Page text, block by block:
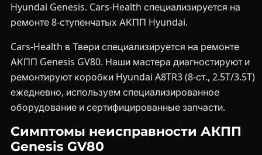
Hyundai Genesis. Cars-Health специализируется на
ремонте 8-ступенчатых АКПП Hyundai.
Cars-Health в Твери специализируется на ремонте
АКПП Genesis GV80. Наши мастера диагностируют и
ремонтируют коробки Hyundai A8TR3 (8-ст., 2.5T/3.5T)
ежедневно, используем специализированное
оборудование и сертифицированные запчасти.
Симптомы неисправности АКПП
Genesis GV80